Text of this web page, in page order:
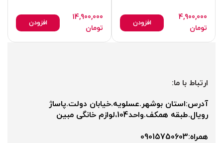
4,900,000
تومان
افزودن
14,900,000
تومان
افزودن
ارتباط با ما:
آدرس:استان بوشهر.عسلویه.خیابان دولت.پاساژ
رویال.طبقه همکف.واحد104،لوازم خانگی مبین
همراه:09015750603